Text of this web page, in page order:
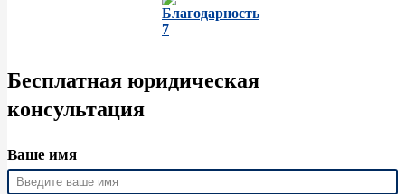
Бесплатная юридическая
консультация
Ваше имя